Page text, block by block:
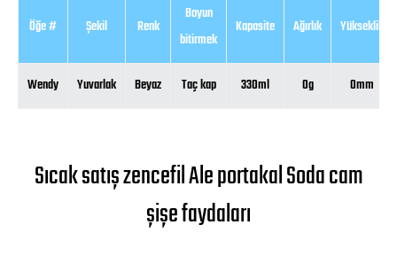
Öğe # Şekil Renk
Boyun
bitirmek
Kapasite Ağırlık Yükseklik
Wendy Yuvarlak Beyaz Taç kap 330ml 0g 0mm
Sıcak satış zencefil Ale portakal Soda cam
şişe faydaları